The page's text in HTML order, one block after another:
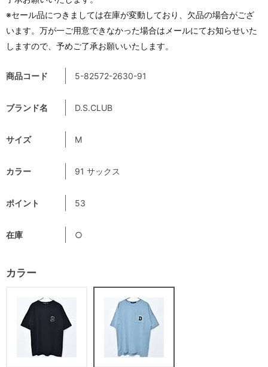
商品コード 5-82572-2630-91
ブランド名 D.S.CLUB
サイズ M
カラー 91 サックス
ポイント 53
在庫 ○
カラー
※セール品につきましては在庫が変動しており、欠品の場合がござ
います。万が一ご用意できなかった場合はメールにてお知らせいた
しますので、予めご了承お願いいたします。